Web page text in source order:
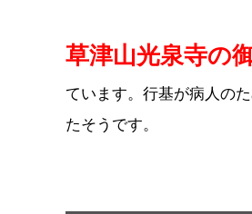
草津山光泉寺の
ています。行基が病人の
たそうです。